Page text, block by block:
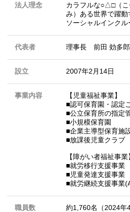
法人理念
カラフルな○△□（
み）ある世界で躍動
ソーシャルインク
代表者 理事長 前田 効多郎
設立 2007年2月14日
事業内容
【児童福祉事業】
■認可保育園・認定
■公立保育所の指定
■小規模保育園
■企業主導型保育施
■放課後児童クラブ
【障がい者福祉事業
■就労移行支援事業
■児童発達支援事業
■就労継続支援事業
職員数 約1,760名（2024年4